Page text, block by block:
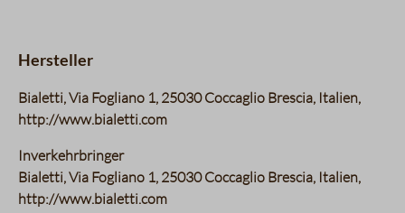
Hersteller
Bialetti, Via Fogliano 1, 25030 Coccaglio Brescia, Italien,
http://www.bialetti.com
Inverkehrbringer
Bialetti, Via Fogliano 1, 25030 Coccaglio Brescia, Italien,
http://www.bialetti.com